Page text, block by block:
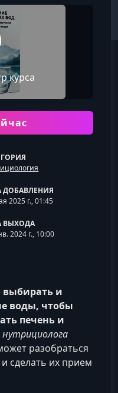
курса
ДОБАВЛЕНИЯ
2025 г., 01:45
ВЫХОДА
2024 г., 10:00
выбирать и
воды, чтобы
печень и
нутрициолога
разобраться
сделать их прием